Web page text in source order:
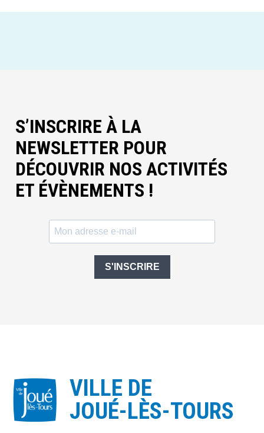
S’INSCRIRE À LA
NEWSLETTER POUR
DÉCOUVRIR NOS ACTIVITÉS
ET ÉVÈNEMENTS !
S'INSCRIRE
VILLE DE
JOUÉ-LÈS-TOURS